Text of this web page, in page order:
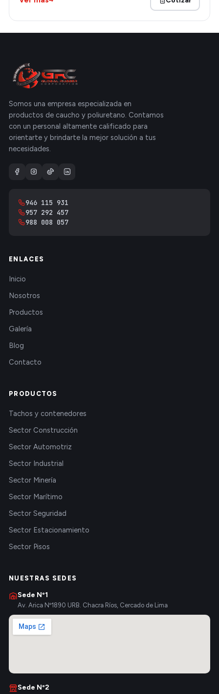
Somos una empresa especializada en
productos de caucho y poliuretano. Contamos
con un personal altamente calificado para
orientarte y brindarte la mejor solución a tus
necesidades.
946 115 931
957 292 457
988 008 057
ENLACES
Inicio
Nosotros
Productos
Galería
Blog
Contacto
PRODUCTOS
Tachos y contenedores
Sector Construcción
Sector Automotriz
Sector Industrial
Sector Minería
Sector Marítimo
Sector Seguridad
Sector Estacionamiento
Sector Pisos
NUESTRAS SEDES
Sede Nº1
Av. Arica Nº1890 URB. Chacra Ríos, Cercado de Lima
Sede Nº2